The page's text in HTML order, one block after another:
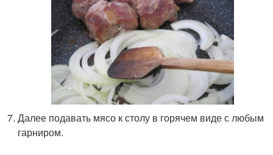
Далее подавать мясо к столу в горячем виде с любым
гарниром.